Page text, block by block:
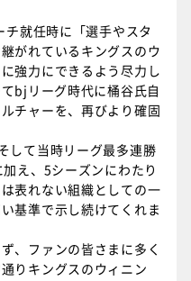
就任時に「選手やスタ
がれているキングスのウ
強力にできるよう尽力し
bjリーグ時代に桶谷氏自
チャーを、再びより確固
して当時リーグ最多連勝
え、5シーズンにわたり
表れない組織としての一
基準で示し続けてくれま
、ファンの皆さまに多く
りキングスのウィニン